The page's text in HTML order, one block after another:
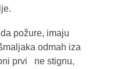
požure, imaju
odmah iza
prvi ne stignu,